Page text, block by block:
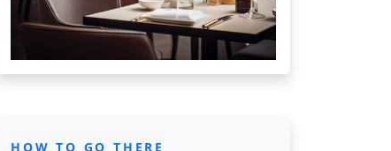
HOW TO GO THERE